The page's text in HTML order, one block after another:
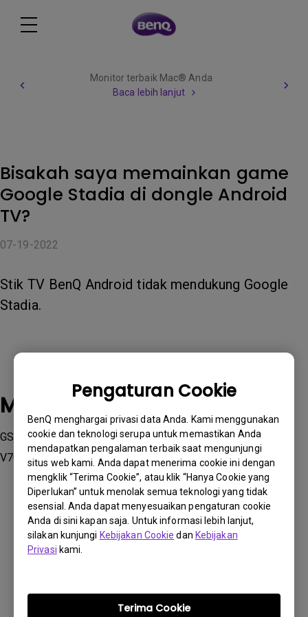
Pengaturan Cookie
BenQ menghargai privasi data Anda. Kami menggunakan
cookie dan teknologi serupa untuk memastikan Anda
mendapatkan pengalaman terbaik saat mengunjungi
situs web kami. Anda dapat menerima cookie ini dengan
mengklik “Terima Cookie”, atau klik “Hanya Cookie yang
Diperlukan” untuk menolak semua teknologi yang tidak
esensial. Anda dapat menyesuaikan pengaturan cookie
Anda di sini kapan saja. Untuk informasi lebih lanjut,
silakan kunjungi Kebijakan Cookie dan Kebijakan
Privasi kami.
Terima Cookie
Monitor terbaik Mac® Anda
Baca lebih lanjut
Bisakah saya memainkan game
Google Stadia di dongle Android
TV?
07-19-2022
Stik TV BenQ Android tidak mendukung Google
Stadia.
Model yang Berlaku
GS50, GV11, GV30 , HT3550i, TH685i, TK700STi, TK850i,
V7050i , X3000i
Apakah informasi ini membantu?